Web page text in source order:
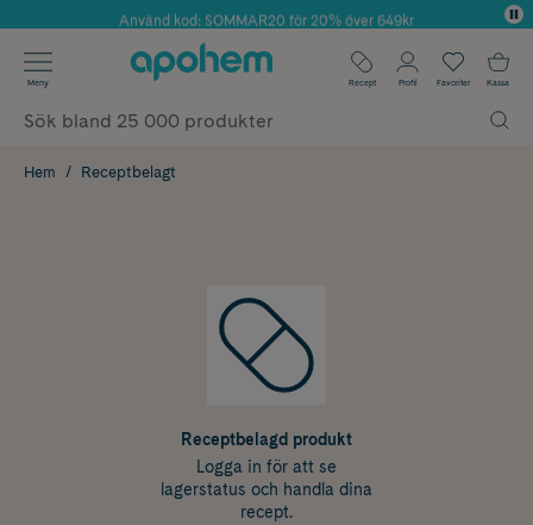
Årets Butik 2025 inom Skönhet
Använd kod: SOMMAR20 för 20% över 649kr
✓ Fri frakt
✓ Poäng på alla köp*
Meny Recept Profil Favoriter Kassa
Hem Receptbelagt
Receptbelagd produkt
Logga in för att se
lagerstatus och handla dina
recept.